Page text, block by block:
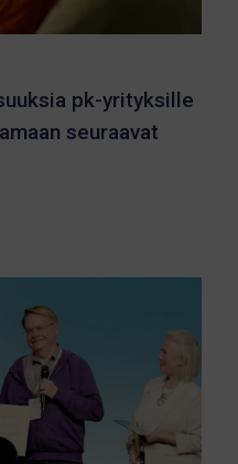
pk-yrityksille
seuraavat